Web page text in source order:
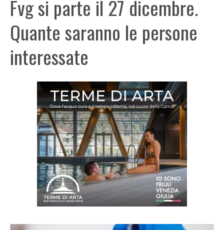
Fvg si parte il 27 dicembre.
Quante saranno le persone
interessate